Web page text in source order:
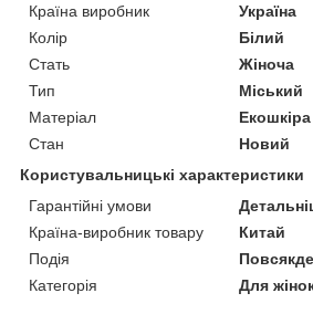
Країна виробник
Україна
Колір
Білий
Стать
Жіноча
Тип
Міський
Матеріал
Екошкіра
Стан
Новий
Користувальницькі характеристики
Гарантійні умови
Країна-виробник товару
Китай
Подія
Категорія
Для